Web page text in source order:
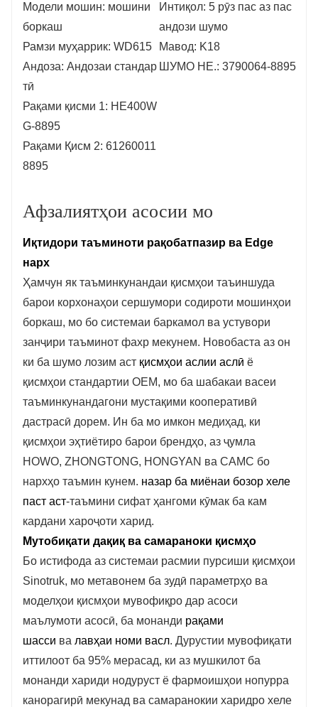
Модели мошин: мошини
боркаш
Рамзи муҳаррик: WD615
Андоза: Андозаи стандар
тӣ
Рақами қисми 1: HE400W
G-8895
Рақами Қисм 2: 61260011
8895
Интиқол: 5 рӯз пас аз пас
андози шумо
Мавод: K18
ШУМО НЕ.: 3790064-8895
Афзалиятҳои асосии мо
Иқтидори таъминоти рақобатпазир ва Edge
нарх
Ҳамчун як таъминкунандаи қисмҳои таъиншуда
барои корхонаҳои сершумори содироти мошинҳои
боркаш, мо бо системаи баркамол ва устувори
занҷири таъминот фахр мекунем. Новобаста аз он
ки ба шумо лозим аст қисмҳои аслии аслӣ ё
қисмҳои стандартии OEM, мо ба шабакаи васеи
таъминкунандагони мустақими кооперативӣ
дастрасӣ дорем. Ин ба мо имкон медиҳад, ки
қисмҳои эҳтиётиро барои брендҳо, аз ҷумла
HOWO, ZHONGTONG, HONGYAN ва CAMC бо
нархҳо таъмин кунем. назар ба миёнаи бозор хеле
паст аст-таъмини сифат ҳангоми кӯмак ба кам
кардани хароҷоти харид.
Мутобиқати дақиқ ва самараноки қисмҳо
Бо истифода аз системаи расмии пурсиши қисмҳои
Sinotruk, мо метавонем ба зудӣ параметрҳо ва
моделҳои қисмҳои мувофиқро дар асоси
маълумоти асосӣ, ба монанди рақами
шасси ва лавҳаи номи васл. Дурустии мувофиқати
иттилоот ба 95% мерасад, ки аз мушкилот ба
монанди хариди нодуруст ё фармоишҳои нопурра
канорагирӣ мекунад ва самаранокии харидро хеле